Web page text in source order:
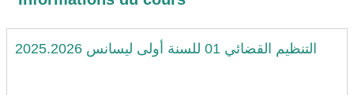
التنظيم القضائي 01 للسنة أولى ليسانس 2025.2026